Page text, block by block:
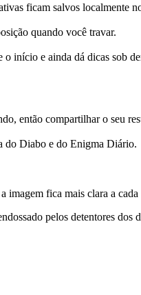
ficam salvos localmente
quando você travar.
início e ainda dá dicas sob
então compartilhar o seu
do Diabo e do Enigma Diário.
imagem fica mais clara a cada
pelos detentores dos